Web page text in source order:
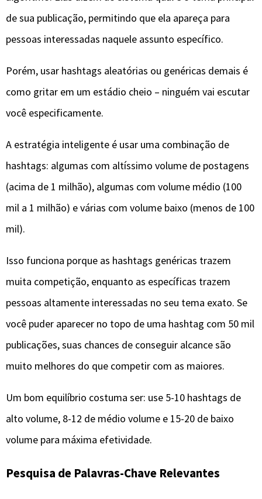
de sua publicação, permitindo que ela apareça para
pessoas interessadas naquele assunto específico.
Porém, usar hashtags aleatórias ou genéricas demais é
como gritar em um estádio cheio – ninguém vai escutar
você especificamente.
A estratégia inteligente é usar uma combinação de
hashtags: algumas com altíssimo volume de postagens
(acima de 1 milhão), algumas com volume médio (100
mil a 1 milhão) e várias com volume baixo (menos de 100
mil).
Isso funciona porque as hashtags genéricas trazem
muita competição, enquanto as específicas trazem
pessoas altamente interessadas no seu tema exato. Se
você puder aparecer no topo de uma hashtag com 50 mil
publicações, suas chances de conseguir alcance são
muito melhores do que competir com as maiores.
Um bom equilíbrio costuma ser: use 5-10 hashtags de
alto volume, 8-12 de médio volume e 15-20 de baixo
volume para máxima efetividade.
Pesquisa de Palavras-Chave Relevantes